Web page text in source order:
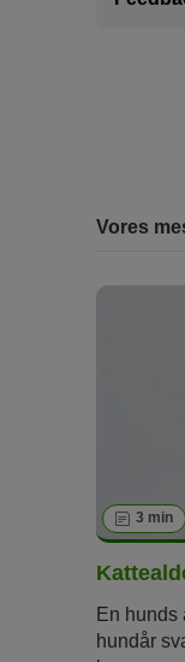
Vores
3 min
En hunds
hundår